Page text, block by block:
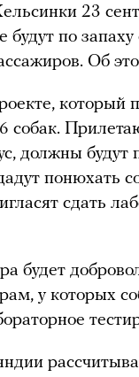
23
будут по
Об
который
собак.
должны будут
понюхать
сдать
будет
у которых